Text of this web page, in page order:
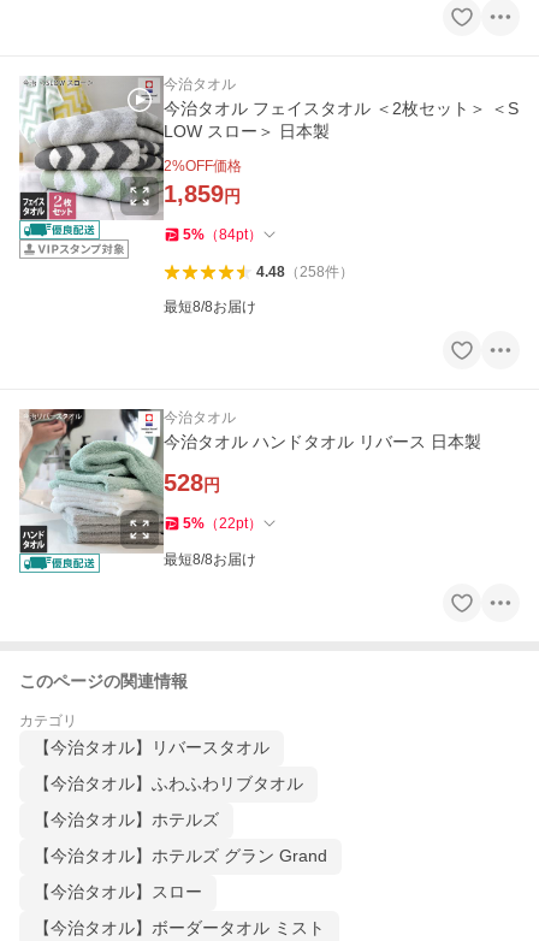
今治タオル
今治タオル フェイスタオル ＜2枚セット＞ ＜S
LOW スロー＞ 日本製
2%OFF価格
1,859円
5% （84pt）
4.48（258件）
最短8/8お届け
今治タオル
今治タオル ハンドタオル リバース 日本製
528円
5% （22pt）
最短8/8お届け
このページの関連情報
カテゴリ
【今治タオル】リバースタオル
【今治タオル】ふわふわリブタオル
【今治タオル】ホテルズ
【今治タオル】ホテルズ グラン Grand
【今治タオル】スロー
【今治タオル】ボーダータオル ミスト